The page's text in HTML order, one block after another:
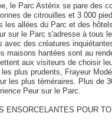
le Parc Astérix se pare des
de citrouilles et 3 000
les allées du Parc et des
sur le Parc s'adresse à tous
avec des créatures
maisons hantées sont au
aux visiteurs de choisir
plus prudents, Frayeur
les plus téméraires. Plus de
Peur sur le Parc.
ENSORCELANTES POUR